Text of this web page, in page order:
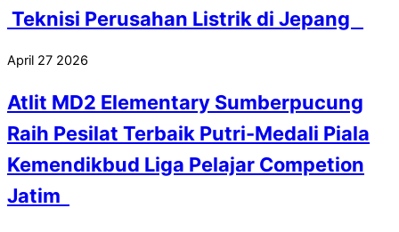
Teknisi Perusahan Listrik di Jepang
April 27 2026
Atlit MD2 Elementary Sumberpucung
Raih Pesilat Terbaik Putri-Medali Piala
Kemendikbud Liga Pelajar Competion
Jatim